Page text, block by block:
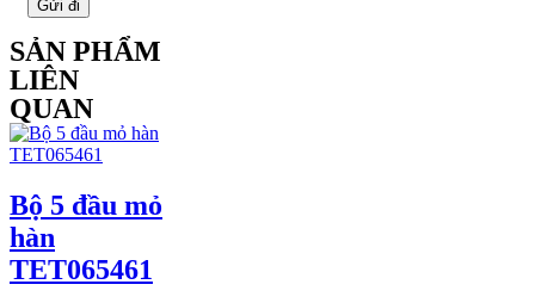
SẢN PHẨM
LIÊN
QUAN
Bộ 5 đầu mỏ
hàn
TET065461